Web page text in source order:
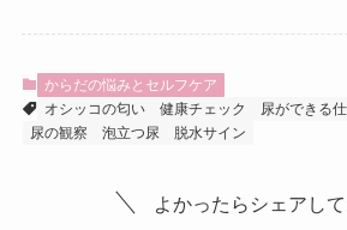
からだの悩みとセルフケア
オシッコの匂い
健康チェック 尿ができる
尿の観察
泡立つ尿 脱水サイン
よかったらシェアして